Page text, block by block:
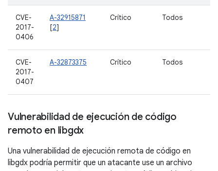
CVE-
2017-
0406
A-32915871
[2]
Crítico Todos
CVE-
2017-
0407
A-32873375 Crítico Todos
Vulnerabilidad de ejecución de código
remoto en libgdx
Una vulnerabilidad de ejecución remota de código en
libgdx podría permitir que un atacante use un archivo